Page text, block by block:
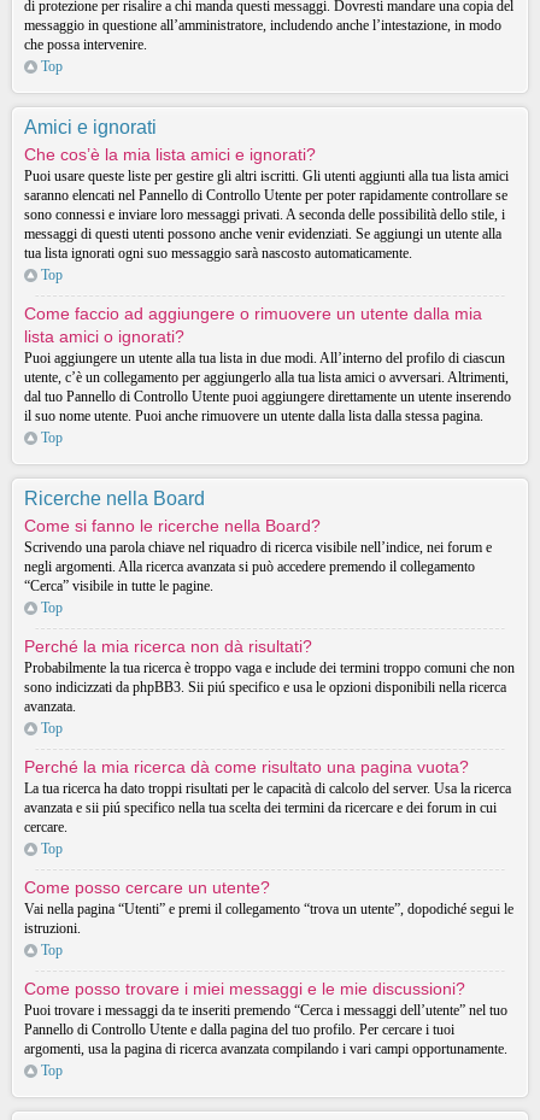
di protezione per risalire a chi manda questi messaggi. Dovresti mandare una copia del
messaggio in questione all’amministratore, includendo anche l’intestazione, in modo
che possa intervenire.
Top
Amici e ignorati
Che cos’è la mia lista amici e ignorati?
Puoi usare queste liste per gestire gli altri iscritti. Gli utenti aggiunti alla tua lista amici
saranno elencati nel Pannello di Controllo Utente per poter rapidamente controllare se
sono connessi e inviare loro messaggi privati. A seconda delle possibilità dello stile, i
messaggi di questi utenti possono anche venir evidenziati. Se aggiungi un utente alla
tua lista ignorati ogni suo messaggio sarà nascosto automaticamente.
Top
Come faccio ad aggiungere o rimuovere un utente dalla mia
lista amici o ignorati?
Puoi aggiungere un utente alla tua lista in due modi. All’interno del profilo di ciascun
utente, c’è un collegamento per aggiungerlo alla tua lista amici o avversari. Altrimenti,
dal tuo Pannello di Controllo Utente puoi aggiungere direttamente un utente inserendo
il suo nome utente. Puoi anche rimuovere un utente dalla lista dalla stessa pagina.
Top
Ricerche nella Board
Come si fanno le ricerche nella Board?
Scrivendo una parola chiave nel riquadro di ricerca visibile nell’indice, nei forum e
negli argomenti. Alla ricerca avanzata si può accedere premendo il collegamento
“Cerca” visibile in tutte le pagine.
Top
Perché la mia ricerca non dà risultati?
Probabilmente la tua ricerca è troppo vaga e include dei termini troppo comuni che non
sono indicizzati da phpBB3. Sii piú specifico e usa le opzioni disponibili nella ricerca
avanzata.
Top
Perché la mia ricerca dà come risultato una pagina vuota?
La tua ricerca ha dato troppi risultati per le capacità di calcolo del server. Usa la ricerca
avanzata e sii piú specifico nella tua scelta dei termini da ricercare e dei forum in cui
cercare.
Top
Come posso cercare un utente?
Vai nella pagina “Utenti” e premi il collegamento “trova un utente”, dopodiché segui le
istruzioni.
Top
Come posso trovare i miei messaggi e le mie discussioni?
Puoi trovare i messaggi da te inseriti premendo “Cerca i messaggi dell’utente” nel tuo
Pannello di Controllo Utente e dalla pagina del tuo profilo. Per cercare i tuoi
argomenti, usa la pagina di ricerca avanzata compilando i vari campi opportunamente.
Top